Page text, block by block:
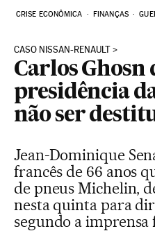
CRISE ECONÔMICA FINANÇAS
CASO NISSAN-RENAULT
Carlos Ghosn
presidência
não ser
Jean-Dominique
francês de 66 anos
de pneus Michelin,
nesta quinta para
segundo a imprensa